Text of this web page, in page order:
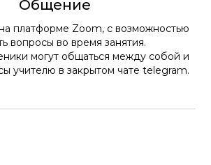
Общение
платформе Zoom, с возможностью
вопросы во время занятия.
могут общаться между собой и
учителю в закрытом чате telegram.